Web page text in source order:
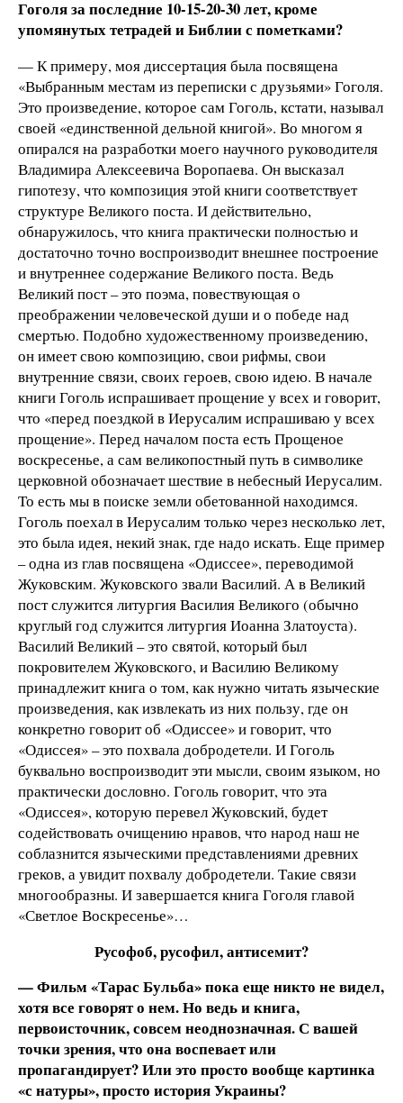
Гоголя за последние 10-15-20-30 лет, кроме
упомянутых тетрадей и Библии с пометками?
— К примеру, моя диссертация была посвящена
«Выбранным местам из переписки с друзьями» Гоголя.
Это произведение, которое сам Гоголь, кстати, называл
своей «единственной дельной книгой». Во многом я
опирался на разработки моего научного руководителя
Владимира Алексеевича Воропаева. Он высказал
гипотезу, что композиция этой книги соответствует
структуре Великого поста. И действительно,
обнаружилось, что книга практически полностью и
достаточно точно воспроизводит внешнее построение
и внутреннее содержание Великого поста. Ведь
Великий пост – это поэма, повествующая о
преображении человеческой души и о победе над
смертью. Подобно художественному произведению,
он имеет свою композицию, свои рифмы, свои
внутренние связи, своих героев, свою идею. В начале
книги Гоголь испрашивает прощение у всех и говорит,
что «перед поездкой в Иерусалим испрашиваю у всех
прощение». Перед началом поста есть Прощеное
воскресенье, а сам великопостный путь в символике
церковной обозначает шествие в небесный Иерусалим.
То есть мы в поиске земли обетованной находимся.
Гоголь поехал в Иерусалим только через несколько лет,
это была идея, некий знак, где надо искать. Еще пример
– одна из глав посвящена «Одиссее», переводимой
Жуковским. Жуковского звали Василий. А в Великий
пост служится литургия Василия Великого (обычно
круглый год служится литургия Иоанна Златоуста).
Василий Великий – это святой, который был
покровителем Жуковского, и Василию Великому
принадлежит книга о том, как нужно читать языческие
произведения, как извлекать из них пользу, где он
конкретно говорит об «Одиссее» и говорит, что
«Одиссея» – это похвала добродетели. И Гоголь
буквально воспроизводит эти мысли, своим языком, но
практически дословно. Гоголь говорит, что эта
«Одиссея», которую перевел Жуковский, будет
содействовать очищению нравов, что народ наш не
соблазнится языческими представлениями древних
греков, а увидит похвалу добродетели. Такие связи
многообразны. И завершается книга Гоголя главой
«Светлое Воскресенье»…
Русофоб, русофил, антисемит?
— Фильм «Тарас Бульба» пока еще никто не видел,
хотя все говорят о нем. Но ведь и книга,
первоисточник, совсем неоднозначная. С вашей
точки зрения, что она воспевает или
пропагандирует? Или это просто вообще картинка
«с натуры», просто история Украины?